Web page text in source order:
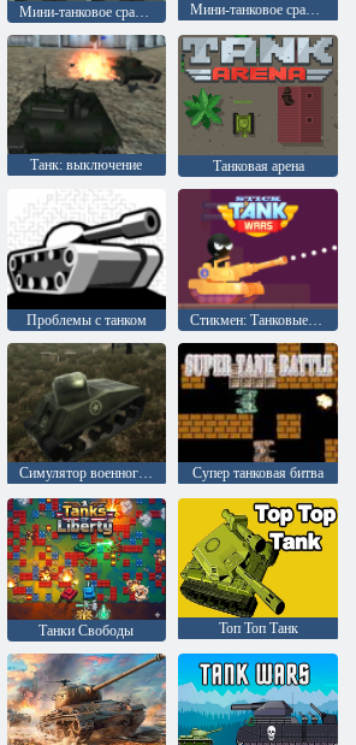
Мини-танковое сражение 2 Мини-танковое сражение
Танк: выключение Танковая арена
Проблемы с танком Стикмен: Танковые войны
Симулятор военного танка Супер танковая битва
Танки Свободы Топ Топ Танк